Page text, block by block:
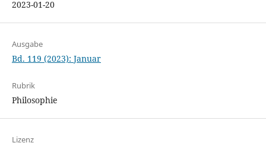
2023-01-20
Ausgabe
Bd. 119 (2023): Januar
Rubrik
Philosophie
Lizenz